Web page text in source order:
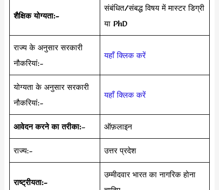
शैक्षिक योग्यता:-
संबंधित/संबद्ध विषय में मास्टर डिग्री
या PhD
राज्य के अनुसार सरकारी
नौकरियां:-
यहाँ क्लिक करें
योग्यता के अनुसार सरकारी
नौकरियां:-
यहाँ क्लिक करें
आवेदन करने का तरीका:– ऑफ़लाइन
राज्य:- उत्तर प्रदेश
राष्ट्रीयता:-
उम्मीदवार भारत का नागरिक होना